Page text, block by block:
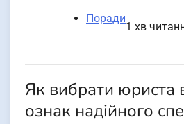
Поради
1 хв
Як вибрати юриста
ознак надійного